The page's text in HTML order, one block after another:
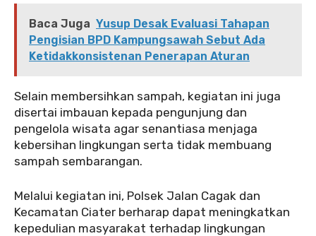
Baca Juga Yusup Desak Evaluasi Tahapan
Pengisian BPD Kampungsawah Sebut Ada
Ketidakkonsistenan Penerapan Aturan
‎Selain membersihkan sampah, kegiatan ini juga
disertai imbauan kepada pengunjung dan
pengelola wisata agar senantiasa menjaga
kebersihan lingkungan serta tidak membuang
sampah sembarangan.
Melalui kegiatan ini, Polsek Jalan Cagak dan
Kecamatan Ciater berharap dapat meningkatkan
kepedulian masyarakat terhadap lingkungan